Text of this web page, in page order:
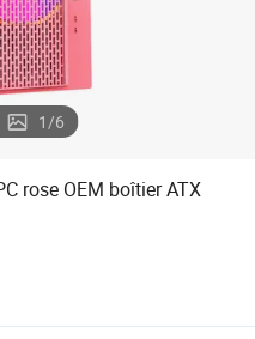
1/6
rose OEM boîtier ATX